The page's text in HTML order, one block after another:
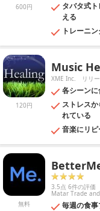
600円
タバタ式
える
トレーニ
120円
Music
XME Inc. リリ
各シーンに
ストレス
れている
音楽にリ
無料
3.5点 6件の評価
Matar Trade
毎週の食事